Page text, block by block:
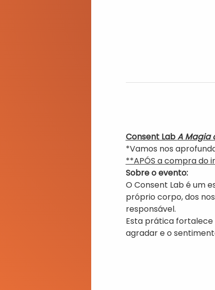
Consent Lab A Magia
*Vamos nos
**APÓS a compra do
Sobre o evento:
O Consent Lab é um
próprio corpo, dos
responsável.
Esta prática fortalece
agradar e o